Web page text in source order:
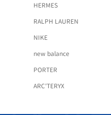
HERMES
RALPH LAUREN
NIKE
new balance
PORTER
ARC'TERYX